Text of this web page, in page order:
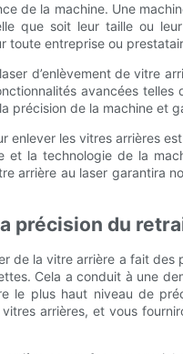
de la machine. Une
que soit leur taille ou
toute entreprise ou
d’enlèvement de
avancées
précision de la machine et
enlever les vitres arrières
et la technologie de la
arrière au laser garantira
précision du
de la vitre arrière a fait
Cela a conduit à une
le plus haut niveau de
arrières, et vous